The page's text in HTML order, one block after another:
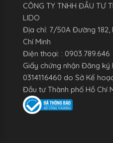
CÔNG TY TNHH ĐẦU TƯ
LIDO
Địa chỉ: 7/50A Đường 182,
Chí Minh
Điện thoại: : 0903.789.646
Giấy chứng nhận Đăng ký
0314116460 do Sở Kế
Đầu tư Thành phố Hồ Chí